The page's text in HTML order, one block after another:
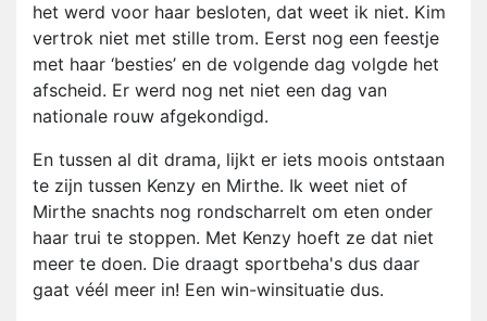
het werd voor haar besloten, dat weet ik niet. Kim
vertrok niet met stille trom. Eerst nog een feestje
met haar ‘besties’ en de volgende dag volgde het
afscheid. Er werd nog net niet een dag van
nationale rouw afgekondigd.
En tussen al dit drama, lijkt er iets moois ontstaan
te zijn tussen Kenzy en Mirthe. Ik weet niet of
Mirthe snachts nog rondscharrelt om eten onder
haar trui te stoppen. Met Kenzy hoeft ze dat niet
meer te doen. Die draagt sportbeha's dus daar
gaat véél meer in! Een win-winsituatie dus.